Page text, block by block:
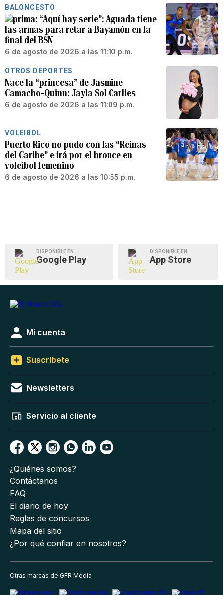
BALONCESTO
“Aquí hay serie”: Aguada tiene
las armas para retar a Bayamón en la
final del BSN
6 de agosto de 2026 a las 11:10 p.m.
OTROS DEPORTES
Nace la “princesa” de Jasmine
Camacho-Quinn: Jayla Sol Carlies
6 de agosto de 2026 a las 11:09 p.m.
VOLEIBOL
Puerto Rico no pudo con las “Reinas
del Caribe” e irá por el bronce en
voleibol femenino
6 de agosto de 2026 a las 10:55 p.m.
DISPONIBLE EN
Google Play
DISPONIBLE EN
App Store
Mi cuenta
Suscríbete
Newsletters
Servicio al cliente
¿Quiénes somos?
Contáctanos
FAQ
El diario de hoy
Reglas de concursos
Mapa del sitio
¿Por qué confiar en nosotros?
Otras marcas de GFR Media